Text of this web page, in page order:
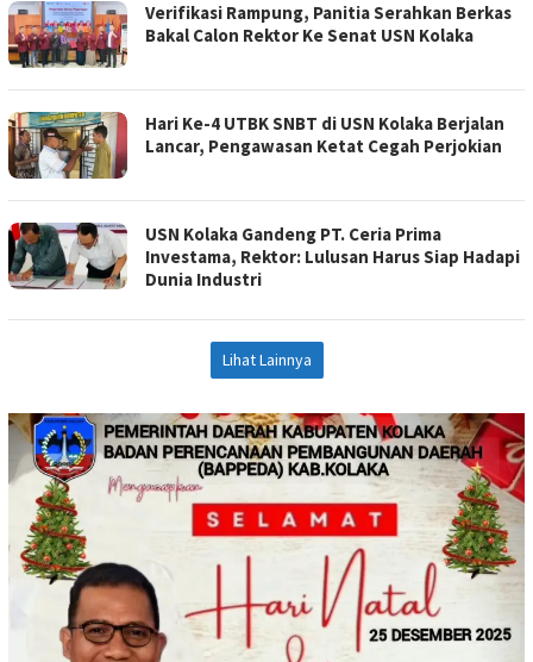
Verifikasi Rampung, Panitia Serahkan Berkas
Bakal Calon Rektor Ke Senat USN Kolaka
Hari Ke-4 UTBK SNBT di USN Kolaka Berjalan
Lancar, Pengawasan Ketat Cegah Perjokian
USN Kolaka Gandeng PT. Ceria Prima
Investama, Rektor: Lulusan Harus Siap Hadapi
Dunia Industri
Lihat Lainnya